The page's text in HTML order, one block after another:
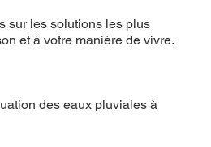
sur les solutions les plus
et à votre manière de vivre.
des eaux pluviales à